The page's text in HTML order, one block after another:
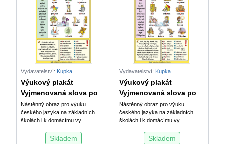
Vydavatelství: Kupka
Výukový plakát
Vyjmenovaná slova po
Nástěnný obraz pro výuku
českého jazyka na základních
školách i k domácímu vy...
Skladem
Vydavatelství: Kupka
Výukový plakát
Vyjmenovaná slova po
Nástěnný obraz pro výuku
českého jazyka na základních
školách i k domácímu vy...
Skladem